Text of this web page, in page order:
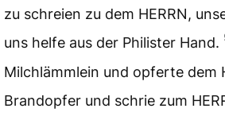
zu schreien zu dem HERRN,
uns helfe aus der Philister Hand.
Milchlämmlein und opferte dem
Brandopfer und schrie zum